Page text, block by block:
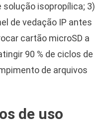
solução isopropílica; 3)
de vedação IP antes
cartão microSD a
90 % de ciclos de
de arquivos
de uso